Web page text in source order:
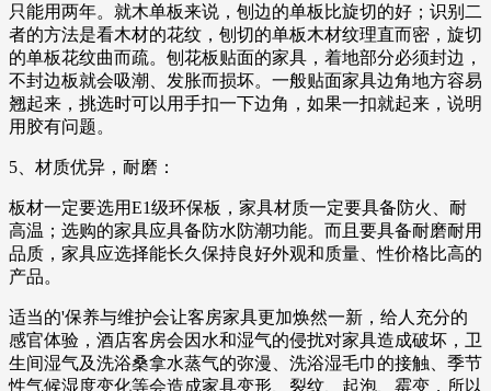
只能用两年。就木单板来说，刨边的单板比旋切的好；识别二
者的方法是看木材的花纹，刨切的单板木材纹理直而密，旋切
的单板花纹曲而疏。刨花板贴面的家具，着地部分必须封边，
不封边板就会吸潮、发胀而损坏。一般贴面家具边角地方容易
翘起来，挑选时可以用手扣一下边角，如果一扣就起来，说明
用胶有问题。
5、材质优异，耐磨：
板材一定要选用E1级环保板，家具材质一定要具备防火、耐
高温；选购的家具应具备防水防潮功能。而且要具备耐磨耐用
品质，家具应选择能长久保持良好外观和质量、性价格比高的
产品。
适当的'保养与维护会让客房家具更加焕然一新，给人充分的
感官体验，酒店客房会因水和湿气的侵扰对家具造成破坏，卫
生间湿气及洗浴桑拿水蒸气的弥漫、洗浴湿毛巾的接触、季节
性气候湿度变化等会造成家具变形、裂纹、起泡、霉变，所以